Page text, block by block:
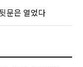
문은 열었다